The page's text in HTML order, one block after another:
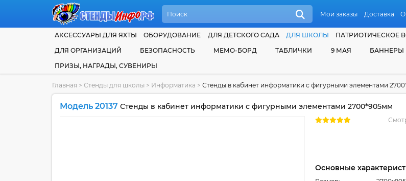
Мои заказы Доставка
АКСЕССУАРЫ ДЛЯ ЯХТЫ ОБОРУДОВАНИЕ ДЛЯ ДЕТСКОГО САДА ДЛЯ ШКОЛЫ ПАТРИОТИЧЕСКОЕ
ДЛЯ ОРГАНИЗАЦИЙ
БЕЗОПАСНОСТЬ МЕМО-БОРД ТАБЛИЧКИ 9 МАЯ БАННЕРЫ
ПРИЗЫ, НАГРАДЫ, СУВЕНИРЫ
Главная > Стенды для школы > Информатика > Стенды в кабинет информатики с фигурными элементами
Модель 20137 Стенды в кабинет информатики с фигурными элементами 2700*905мм
Основные